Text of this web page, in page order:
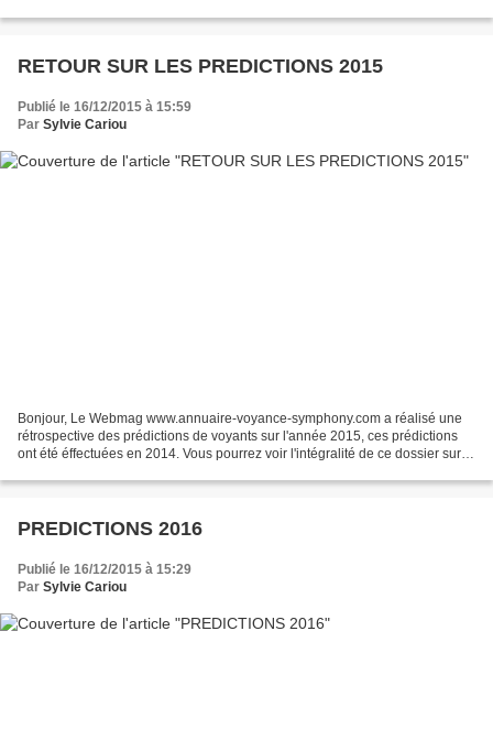
RETOUR SUR LES PREDICTIONS 2015
Publié le 16/12/2015 à 15:59
Par Sylvie Cariou
Bonjour, Le Webmag www.annuaire-voyance-symphony.com a réalisé une
rétrospective des prédictions de voyants sur l'année 2015, ces prédictions
ont été éffectuées en 2014. Vous pourrez voir l'intégralité de ce dossier sur le
PREDICTIONS 2016
Publié le 16/12/2015 à 15:29
Par Sylvie Cariou